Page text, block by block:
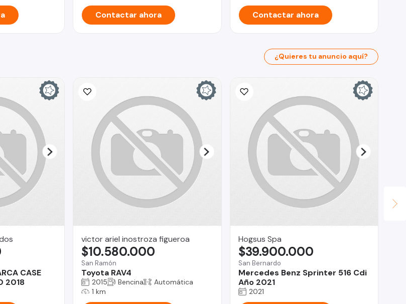
Contactar ahora Contactar ahora
¿Quieres tu anuncio aquí?
CASE
2018
victor ariel inostroza figueroa
San Ramón
Toyota RAV4
$10.580.000
2015 Bencina
Automática
1 km
Hogsus Spa
San Bernardo
Mercedes Benz Sprinter 516 Cdi
Año 2021
$39.900.000
2021